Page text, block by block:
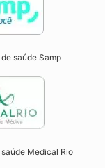
saúde Samp
Medical Rio